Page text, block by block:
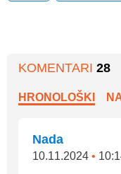
KOMENTARI 28
HRONOLOŠKI
Nada
10.11.2024 •